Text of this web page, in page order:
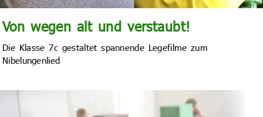
Von wegen alt und verstaubt!
Die Klasse 7c gestaltet spannende Legefilme zum
Nibelungenlied